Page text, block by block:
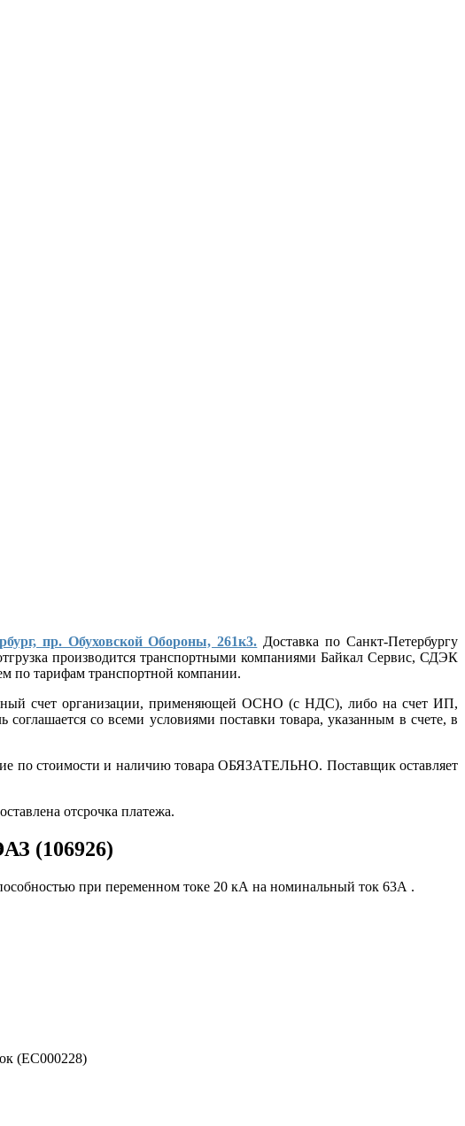
пр. Обуховской Обороны, 261к3. Доставка по Санкт-Петербургу
производится транспортными компаниями Байкал Сервис, СДЭК
по тарифам транспортной компании.
счет организации, применяющей ОСНО (с НДС), либо на счет ИП,
со всеми условиями поставки товара, указанным в счете, в
по стоимости и наличию товара ОБЯЗАТЕЛЬНО. Поставщик оставляет
отсрочка платежа.
(106926)
при переменном токе 20 кА на номинальный ток 63А .
(EC000228)